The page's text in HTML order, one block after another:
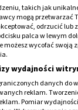
2 mg,
ustnej,
takich jak
mogą przetwarzać
odrzucić
palca w lewym
wycofać swoją
wydajności
danych do
reklam.
Pomiar